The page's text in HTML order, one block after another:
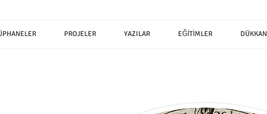
PROJELER YAZILAR EĞİTİMLER DÜKKAN